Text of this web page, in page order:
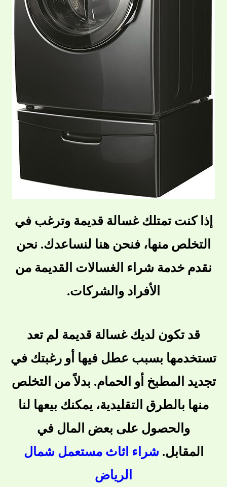
إذا كنت تمتلك غسالة قديمة وترغب في
التخلص منها، فنحن هنا لنساعدك. نحن
نقدم خدمة شراء الغسالات القديمة من
الأفراد والشركات.
قد تكون لديك غسالة قديمة لم تعد
تستخدمها بسبب عطل فيها أو رغبتك في
تجديد المطبخ أو الحمام. بدلاً من التخلص
منها بالطرق التقليدية، يمكنك بيعها لنا
والحصول على بعض المال في
المقابل. شراء اثاث مستعمل شمال
الرياض